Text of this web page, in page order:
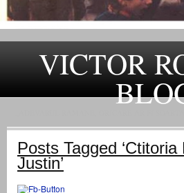
VICTOR
Posts Tagged ‘Ctitoria
Justin’